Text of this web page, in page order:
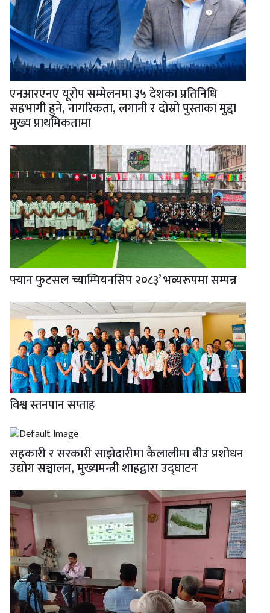
एनआरएनए यूरोप सम्मेलनमा ३५ देशका प्रतिनिधि
सहभागी हुने, नागरिकता, लगानी र दोस्रो पुस्ताका मुद्दा
मुख्य प्राथमिकतामा
फ्यान फुटसल च्याम्पियनसिप २०८३’ भव्यरूपमा सम्पन्न
विश्व स्तनपान सप्ताह
सहकारी र सरकारी साझेदारीमा कैलालीमा बीउ प्रशोधन
उद्योग सञ्चालन, मुख्यमन्त्री शाहद्वारा उद्घाटन